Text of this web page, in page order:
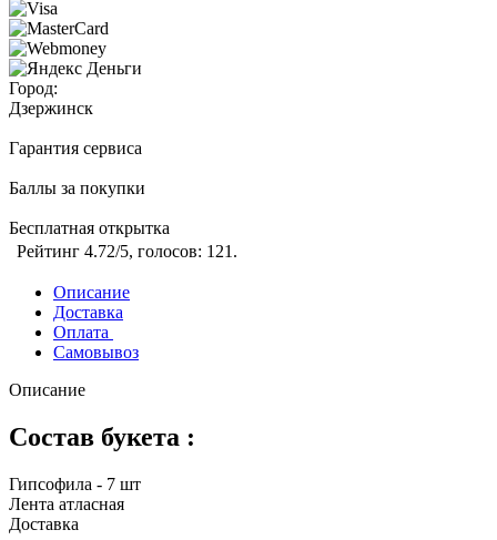
Город:
Дзержинск
Гарантия сервиса
Баллы за покупки
Бесплатная открытка
Рейтинг 4.72/5, голосов: 121 .
Описание
Доставка
Оплата
Самовывоз
Описание
Состав букета :
Гипсофила - 7 шт
Лента атласная
Доставка